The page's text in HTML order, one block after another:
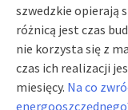
szwedzkie opierają
różnicą jest czas
nie korzysta się z
czas ich realizacji
miesięcy. Na co